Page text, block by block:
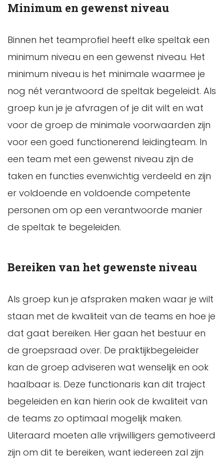
Minimum en gewenst niveau
Binnen het teamprofiel heeft elke speltak een
minimum niveau en een gewenst niveau. Het
minimum niveau is het minimale waarmee je
nog nét verantwoord de speltak begeleidt. Als
groep kun je je afvragen of je dit wilt en wat
voor de groep de minimale voorwaarden zijn
voor een goed functionerend leidingteam. In
een team met een gewenst niveau zijn de
taken en functies evenwichtig verdeeld en zijn
er voldoende en voldoende competente
personen om op een verantwoorde manier
de speltak te begeleiden.
Bereiken van het gewenste niveau
Als groep kun je afspraken maken waar je wilt
staan met de kwaliteit van de teams en hoe je
dat gaat bereiken. Hier gaan het bestuur en
de groepsraad over. De praktijkbegeleider
kan de groep adviseren wat wenselijk en ook
haalbaar is. Deze functionaris kan dit traject
begeleiden en kan hierin ook de kwaliteit van
de teams zo optimaal mogelijk maken.
Uiteraard moeten alle vrijwilligers gemotiveerd
zijn om dit te bereiken, want iedereen zal zijn